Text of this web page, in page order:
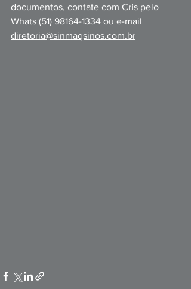
documentos, contate com Cris pelo
Whats (51) 98164-1334 ou e-mail
diretoria@sinmaqsinos.com.br